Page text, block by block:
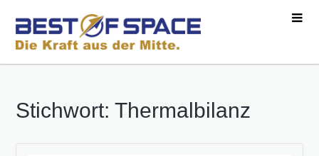
Stichwort: Thermalbilanz